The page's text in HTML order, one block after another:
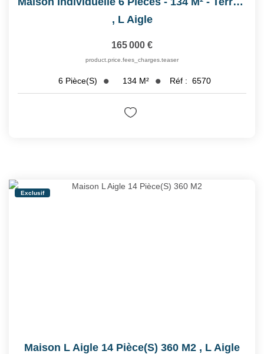
, L Aigle
165 000 €
product.price.fees_charges.teaser
6 Pièce(s) 134 M² Réf : 6570
Exclusif
Maison L Aigle 14 Pièce(s) 360 M2 , L Aigle